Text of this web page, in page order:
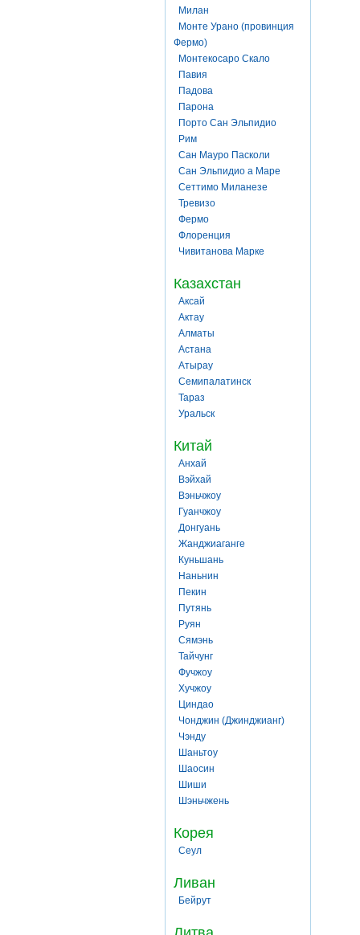
Милан
Монте Урано (провинция
Фермо)
Монтекосаро Скало
Павия
Падова
Парона
Порто Сан Эльпидио
Рим
Сан Мауро Пасколи
Сан Эльпидио а Маре
Сеттимо Миланезе
Тревизо
Фермо
Флоренция
Чивитанова Марке
Казахстан
Аксай
Актау
Алматы
Астана
Атырау
Семипалатинск
Тараз
Уральск
Китай
Анхай
Вэйхай
Вэньчжоу
Гуанчжоу
Донгуань
Жанджиаганге
Куньшань
Наньнин
Пекин
Путянь
Руян
Сямэнь
Тайчунг
Фучжоу
Хучжоу
Циндао
Чонджин (Джинджианг)
Чэнду
Шаньтоу
Шаосин
Шиши
Шэньчжень
Корея
Сеул
Ливан
Бейрут